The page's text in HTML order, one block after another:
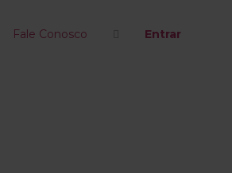
Fale Conosco Entrar